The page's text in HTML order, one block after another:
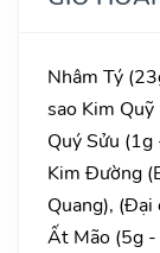
Nhâm Tý
sao Kim Quỹ
Quý Sửu (1g
Kim Đường
Quang), (Đại
Ất Mão (5g -